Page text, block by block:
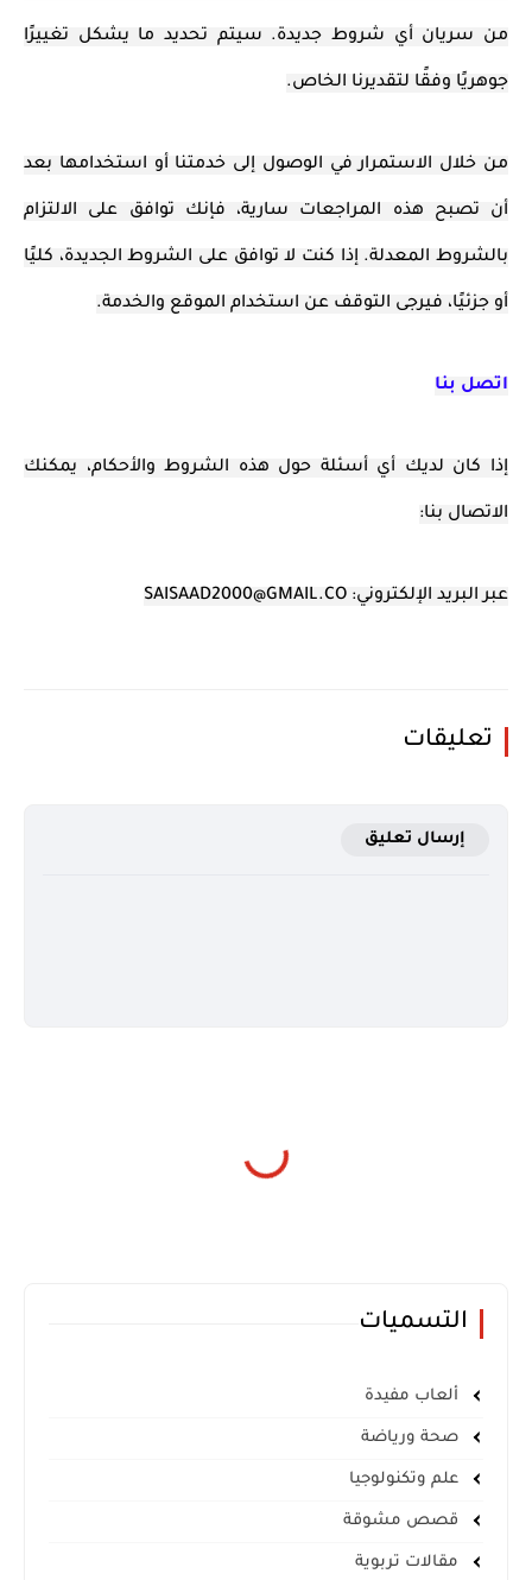
من سريان أي شروط جديدة. سيتم تحديد ما يشكل تغييرًا
جوهريًا وفقًا لتقديرنا الخاص.
من خلال الاستمرار في الوصول إلى خدمتنا أو استخدامها بعد
أن تصبح هذه المراجعات سارية، فإنك توافق على الالتزام
بالشروط المعدلة. إذا كنت لا توافق على الشروط الجديدة، كليًا
أو جزئيًا، فيرجى التوقف عن استخدام الموقع والخدمة.
اتصل بنا
إذا كان لديك أي أسئلة حول هذه الشروط والأحكام، يمكنك
الاتصال بنا:
عبر البريد الإلكتروني: SAISAAD2000@GMAIL.CO
تعليقات
إرسال تعليق
التسميات
ألعاب مفيدة
صحة ورياضة
علم وتكنولوجيا
قصص مشوقة
مقالات تربوية